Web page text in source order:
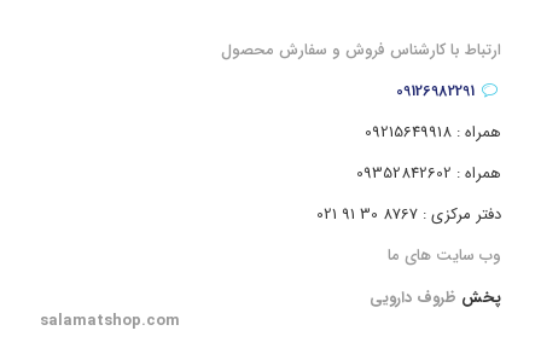
ارتباط با کارشناس فروش و سفارش محصول
09126982291
همراه : 09215649918
همراه : 09352842602
دفتر مرکزی : 8767 30 91 021
وب سایت های ما
پخش ظروف دارویی
salamatshop.com